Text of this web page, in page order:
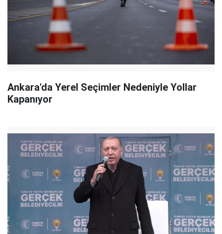
Ankara'da Yerel Seçimler Nedeniyle Yollar
Kapanıyor